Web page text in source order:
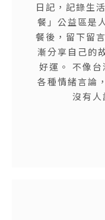
日記，記錄生
餐」公益區是
餐後，留下留
漸分享自己的
好運。 不像
各種情緒言論
沒有人